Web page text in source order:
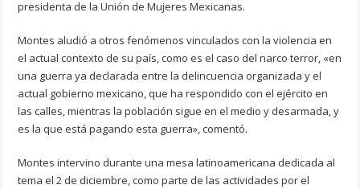
presidenta de la Unión de Mujeres Mexicanas.
Montes aludió a otros fenómenos vinculados con la violencia en
el actual contexto de su país, como es el caso del narco terror, «en
una guerra ya declarada entre la delincuencia organizada y el
actual gobierno mexicano, que ha respondido con el ejército en
las calles, mientras la población sigue en el medio y desarmada, y
es la que está pagando esta guerra», comentó.
Montes intervino durante una mesa latinoamericana dedicada al
tema el 2 de diciembre, como parte de las actividades por el